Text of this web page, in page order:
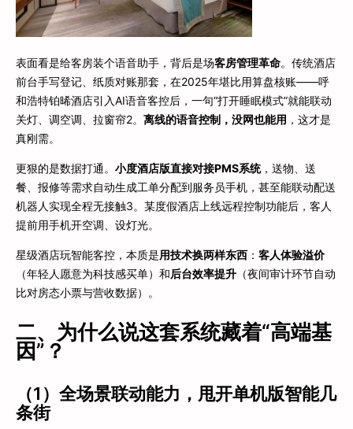
表面看是给客房装个语音助手，背后是场客房管理革命。传统酒店
前台手写登记、纸质对账那套，在2025年堪比用算盘核账——呼
和浩特铂晞酒店引入AI语音客控后，一句“打开睡眠模式”就能联动
关灯、调空调、拉窗帘2。 离线的语音控制，没网也能用 ，这才是
真刚需。
更狠的是数据打通。 小度酒店版直接对接PMS系统，送物、送
餐、报修等需求自动生成工单分配到服务员手机，甚至能联动配送
机器人实现全程无接触3。某度假酒店上线远程控制功能后，客人
提前用手机开空调、设灯光。
星级酒店玩智能客控，本质是用技术换两样东西 ： 客人体验溢价
（年轻人愿意为科技感买单）和后台效率提升 （夜间审计环节自动
比对房态小票与营收数据）。
二、为什么说这套系统藏着“高端基
因”？
（1）全场景联动能力，甩开单机版智能几
条街